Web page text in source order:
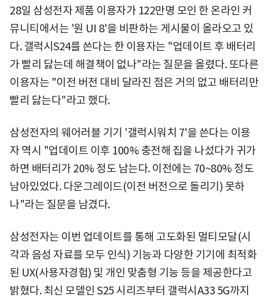
28일 삼성전자 제품 이용자가 122만명 모인 한 온라인 커
뮤니티에서는 '원 UI 8'을 비판하는 게시물이 올라오고 있
다. 갤럭시S24를 쓴다는 한 이용자는 "업데이트 후 배터리
가 빨리 닳는데 해결책이 없나"라는 질문을 올렸다. 또다른
이용자는 "이전 버전 대비 달라진 점은 거의 없고 배터리만
빨리 닳는다"라고 했다.
삼성전자의 웨어러블 기기 '갤럭시워치 7'을 쓴다는 이용
자 역시 "업데이트 이후 100% 충전해 집을 나섰다가 귀가
하면 배터리가 20% 정도 남는다. 이전에는 70~80% 정도
남아있었다. 다운그레이드(이전 버전으로 돌리기) 못하
나"라는 질문을 남겼다.
삼성전자는 이번 업데이트를 통해 고도화된 멀티모달(시
각과 음성 자료를 모두 인식) 기능과 다양한 기기에 최적화
된 UX(사용자경험) 및 개인 맞춤형 기능 등을 제공한다고
밝혔다. 최신 모델인 S25 시리즈부터 갤럭시A33 5G까지